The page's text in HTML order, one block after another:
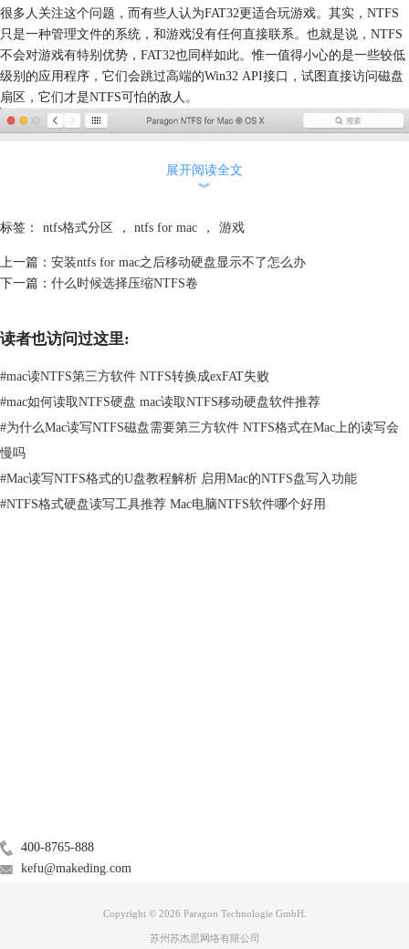
很多人关注这个问题，而有些人认为FAT32更适合玩游戏。其实，NTFS
只是一种管理文件的系统，和游戏没有任何直接联系。也就是说，NTFS
不会对游戏有特别优势，FAT32也同样如此。惟一值得小心的是一些较低
级别的应用程序，它们会跳过高端的Win32 API接口，试图直接访问磁盘
扇区，它们才是NTFS可怕的敌人。
图二：软件使用界面
最后小编还要提醒大家，在mac系统里是无法直接使用ntfs的，我们只可
展开阅读全文
︾
标签： ntfs格式分区 ， ntfs for mac ， 游戏
上一篇： 安装ntfs for mac之后移动硬盘显示不了怎么办
下一篇： 什么时候选择压缩NTFS卷
读者也访问过这里:
#mac读NTFS第三方软件 NTFS转换成exFAT失败
#mac如何读取NTFS硬盘 mac读取NTFS移动硬盘软件推荐
#为什么Mac读写NTFS磁盘需要第三方软件 NTFS格式在Mac上的读写会
慢吗
#Mac读写NTFS格式的U盘教程解析 启用Mac的NTFS盘写入功能
#NTFS格式硬盘读写工具推荐 Mac电脑NTFS软件哪个好用
400-8765-888
kefu@makeding.com
Copyright © 2026 Paragon Technologie GmbH.
苏州苏杰思网络有限公司